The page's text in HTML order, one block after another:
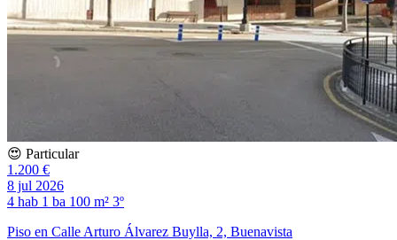
😍 Particular
1.200 €
8 jul 2026
4 hab 1 ba 100 m² 3º
Piso en Calle Arturo Álvarez Buylla, 2, Buenavista